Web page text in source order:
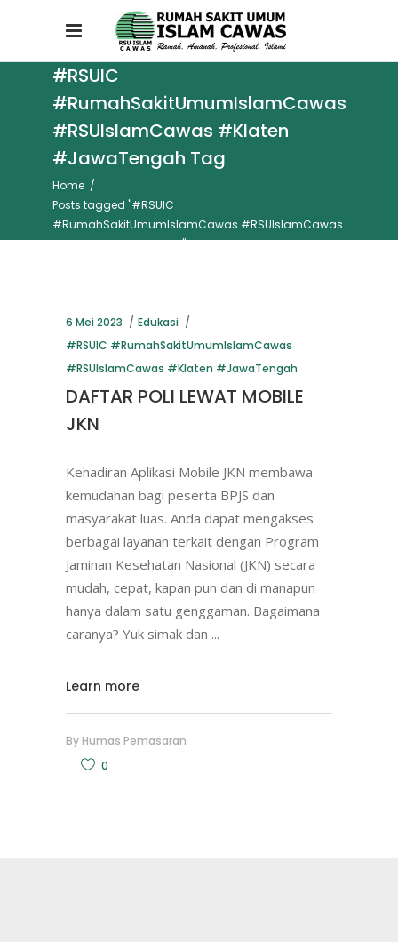
#RSUIC
#RumahSakitUmumIslamCawas
#RSUIslamCawas #Klaten
#JawaTengah Tag
Home/
Posts tagged "#RSUIC
#RumahSakitUmumIslamCawas #RSUIslamCawas
#Klaten #JawaTengah"
6 Mei 2023
Edukasi
#RSUIC #RumahSakitUmumIslamCawas
#RSUIslamCawas #Klaten #JawaTengah
DAFTAR POLI LEWAT MOBILE
JKN
Kehadiran Aplikasi Mobile JKN membawa
kemudahan bagi peserta BPJS dan
masyarakat luas. Anda dapat mengakses
berbagai layanan terkait dengan Program
Jaminan Kesehatan Nasional (JKN) secara
mudah, cepat, kapan pun dan di manapun
hanya dalam satu genggaman. Bagaimana
caranya? Yuk simak dan
Learn more
By Humas Pemasaran
0